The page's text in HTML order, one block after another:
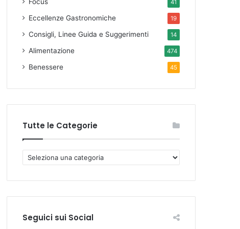
41
Eccellenze Gastronomiche 19
Consigli, Linee Guida e Suggerimenti 14
Alimentazione 474
Benessere 45
Tutte le Categorie
u
e
e
Seguici sui Social